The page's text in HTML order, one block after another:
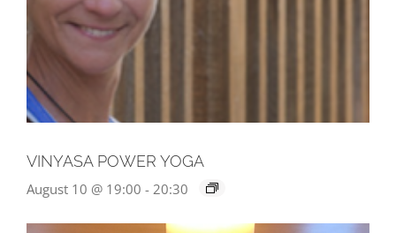
VINYASA POWER YOGA
August 10 @ 19:00 - 20:30